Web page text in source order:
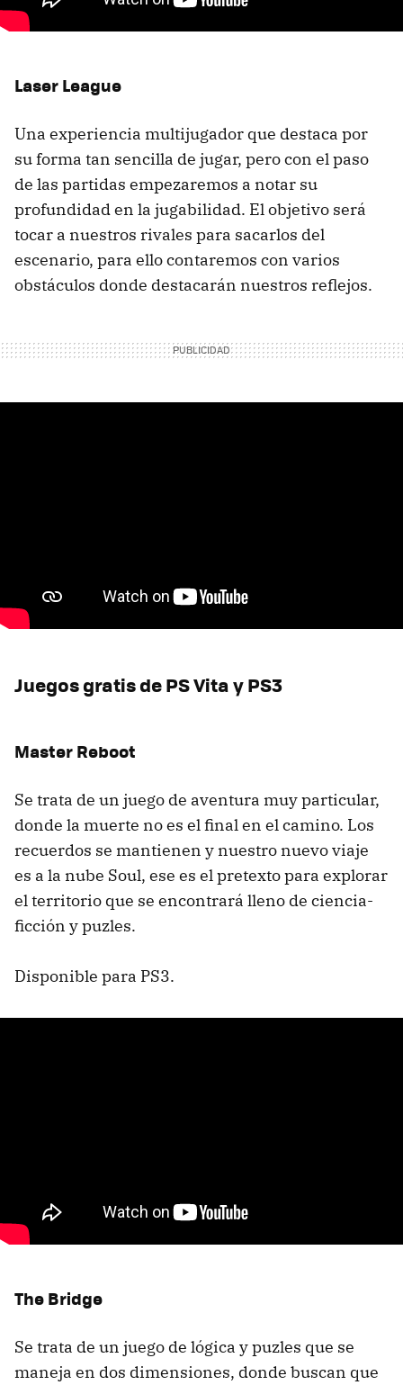
Laser League
Una experiencia multijugador que destaca por
su forma tan sencilla de jugar, pero con el paso
de las partidas empezaremos a notar su
profundidad en la jugabilidad. El objetivo será
tocar a nuestros rivales para sacarlos del
escenario, para ello contaremos con varios
obstáculos donde destacarán nuestros reflejos.
Juegos gratis de PS Vita y PS3
Master Reboot
Se trata de un juego de aventura muy particular,
donde la muerte no es el final en el camino. Los
recuerdos se mantienen y nuestro nuevo viaje
es a la nube Soul, ese es el pretexto para explorar
el territorio que se encontrará lleno de ciencia-
ficción y puzles.
Disponible para PS3.
The Bridge
Se trata de un juego de lógica y puzles que se
maneja en dos dimensiones, donde buscan que